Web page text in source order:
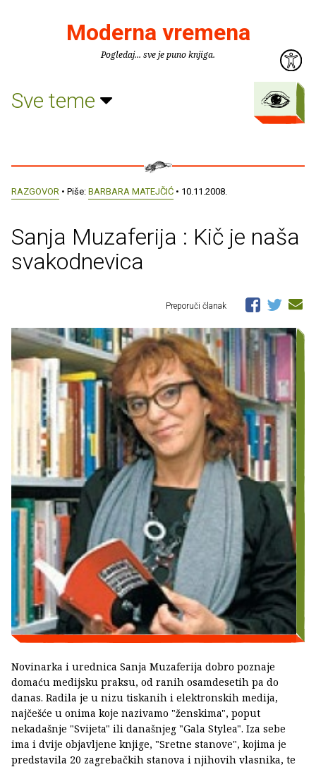
Moderna vremena
Pogledaj... sve je puno knjiga.
Sve teme
RAZGOVOR • Piše: BARBARA MATEJČIĆ • 10.11.2008.
Sanja Muzaferija : Kič je naša
svakodnevica
Preporuči članak
Novinarka i urednica Sanja Muzaferija dobro poznaje
domaću medijsku praksu, od ranih osamdesetih pa do
danas. Radila je u nizu tiskanih i elektronskih medija,
najčešće u onima koje nazivamo "ženskima", poput
nekadašnje "Svijeta" ili današnjeg "Gala Stylea". Iza sebe
ima i dvije objavljene knjige, "Sretne stanove", kojima je
predstavila 20 zagrebačkih stanova i njihovih vlasnika, te